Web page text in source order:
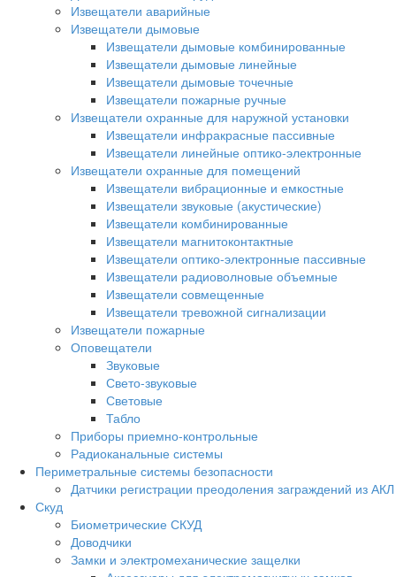
Извещатели аварийные
Извещатели дымовые
Извещатели дымовые комбинированные
Извещатели дымовые линейные
Извещатели дымовые точечные
Извещатели пожарные ручные
Извещатели охранные для наружной установки
Извещатели инфракрасные пассивные
Извещатели линейные оптико-электронные
Извещатели охранные для помещений
Извещатели вибрационные и емкостные
Извещатели звуковые (акустические)
Извещатели комбинированные
Извещатели магнитоконтактные
Извещатели оптико-электронные пассивные
Извещатели радиоволновые объемные
Извещатели совмещенные
Извещатели тревожной сигнализации
Извещатели пожарные
Оповещатели
Звуковые
Свето-звуковые
Световые
Табло
Приборы приемно-контрольные
Радиоканальные системы
Периметральные системы безопасности
Датчики регистрации преодоления заграждений из АКЛ
Скуд
Биометрические СКУД
Доводчики
Замки и электромеханические защелки